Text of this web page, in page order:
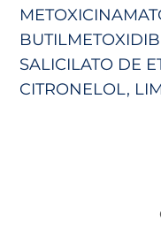
SALICILATO DE
CITRONELOL,